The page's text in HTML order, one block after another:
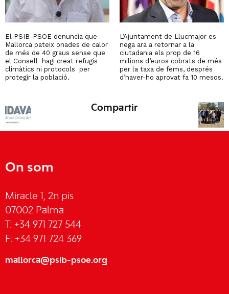
El PSIB-PSOE denuncia que
Mallorca pateix onades de calor
de més de 40 graus sense que
el Consell hagi creat refugis
climàtics ni protocols per
protegir la població.
L’Ajuntament de Llucmajor es
nega ara a retornar a la
ciutadania els prop de 16
milions d’euros cobrats de més
per la taxa de fems, després
d’haver-ho aprovat fa 10 mesos.
Compartir
On som
Miracle 1, 2n pis
07002 Palma
T: +34 971 727 544
F: +34 971 724 369
mallorca@psib-psoe.org